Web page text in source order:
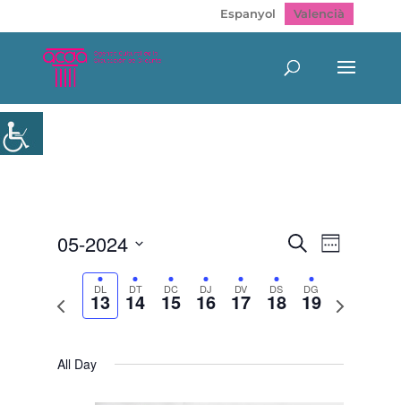
Espanyol Valencià
Navegació
visual
cerca
Cerca
de
Week
05-2024
Previous
DL
13 DT
14 DC
15 DJ
16 DV
17 DS
18 DG
19
Next
All Day